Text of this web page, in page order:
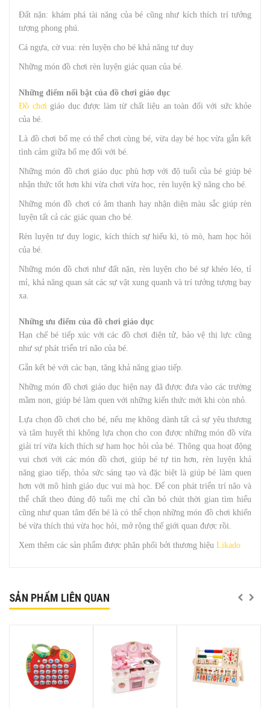
Đất nặn: khám phá tài năng của bé cũng như kích thích trí tưởng
tượng phong phú.
Cá ngựa, cờ vua: rèn luyện cho bé khả năng tư duy
Những món đồ chơi rèn luyện giác quan của bé.
Những điểm nổi bật của đồ chơi giáo dục
Đồ chơigiáo dục được làm từ chất liệu an toàn đối với sức khỏe
của bé.
Là đồ chơi bố mẹ có thể chơi cùng bé, vừa dạy bé học vừa gắn kết
tình cảm giữa bố mẹ đối với bé.
Những món đồ chơi giáo dục phù hợp với độ tuổi của bé giúp bé
nhận thức tốt hơn khi vừa chơi vừa học, rèn luyện kỹ năng cho bé.
Những món đồ chơi có âm thanh hay nhận diện màu sắc giúp rèn
luyện tất cả các giác quan cho bé.
Rèn luyện tư duy logic, kích thích sự hiếu kì, tò mò, ham học hỏi
của bé.
Những món đồ chơi như đất nặn, rèn luyện cho bé sự khéo léo, tỉ
mỉ, khả năng quan sát các sự vật xung quanh và trí tưởng tượng bay
xa.
Những ưu điểm của đồ chơi giáo dục
Hạn chế bé tiếp xúc với các đồ chơi điện tử, bảo vệ thị lực cũng
như sự phát triển trí não của bé.
Gắn kết bé với các bạn, tăng khả năng giao tiếp.
Những món đồ chơi giáo dục hiện nay đã được đưa vào các trường
mầm non, giúp bé làm quen với những kiến thức mới khi còn nhỏ.
Lựa chọn đồ chơi cho bé, nếu mẹ không dành tất cả sự yêu thương
và tâm huyết thì không lựa chọn cho con được những món đồ vừa
giải trí vừa kích thích sự ham học hỏi của bé. Thông qua hoạt động
vui chơi với các món đồ chơi, giúp bé tự tin hơn, rèn luyện khả
năng giao tiếp, thỏa sức sáng tạo và đặc biệt là giúp bé làm quen
hơn với mô hình giáo dục vui mà học. Để con phát triển trí não và
thể chất theo đúng độ tuổi mẹ chỉ cần bỏ chút thời gian tìm hiểu
cũng như quan tâm đến bé là có thể chọn những món đồ chơi khiến
bé vừa thích thú vừa học hỏi, mở rộng thế giới quan được rồi.
Xem thêm các sản phẩm được phân phối bởi thương hiệu Likado
SẢN PHẨM LIÊN QUAN